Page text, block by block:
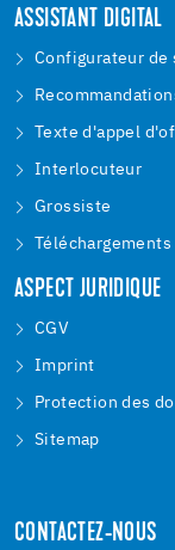
ASSISTANT DIGITAL
Configurateur de
Texte d'appel
Interlocuteur
Grossiste
Téléchargements
ASPECT JURIDIQUE
CGV
Imprint
Protection des
Sitemap
CONTACTEZ-NOUS